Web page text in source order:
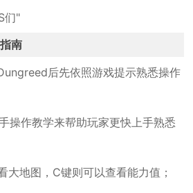
们"
南
后先依照游戏提示熟悉操作
操作教学来帮助玩家更快上手熟悉
大地图，C键则可以查看能力值；